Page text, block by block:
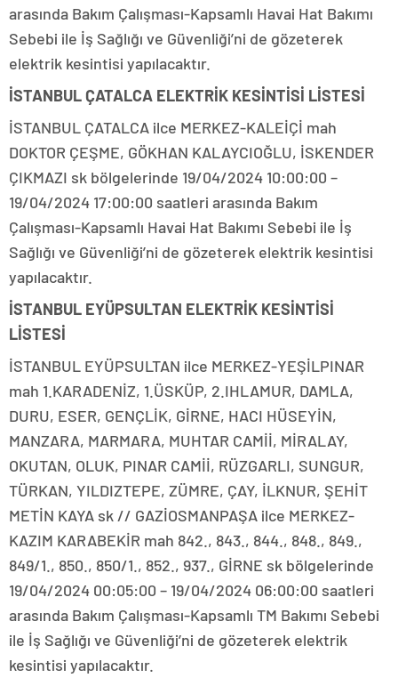
arasında Bakım Çalışması-Kapsamlı Havai Hat Bakımı
Sebebi ile İş Sağlığı ve Güvenliği’ni de gözeterek
elektrik kesintisi yapılacaktır.
İSTANBUL ÇATALCA ELEKTRİK KESİNTİSİ LİSTESİ
İSTANBUL ÇATALCA ilce MERKEZ-KALEİÇİ mah
DOKTOR ÇEŞME, GÖKHAN KALAYCIOĞLU, İSKENDER
ÇIKMAZI sk bölgelerinde 19/04/2024 10:00:00 –
19/04/2024 17:00:00 saatleri arasında Bakım
Çalışması-Kapsamlı Havai Hat Bakımı Sebebi ile İş
Sağlığı ve Güvenliği’ni de gözeterek elektrik kesintisi
yapılacaktır.
İSTANBUL EYÜPSULTAN ELEKTRİK KESİNTİSİ
LİSTESİ
İSTANBUL EYÜPSULTAN ilce MERKEZ-YEŞİLPINAR
mah 1.KARADENİZ, 1.ÜSKÜP, 2.IHLAMUR, DAMLA,
DURU, ESER, GENÇLİK, GİRNE, HACI HÜSEYİN,
MANZARA, MARMARA, MUHTAR CAMİİ, MİRALAY,
OKUTAN, OLUK, PINAR CAMİİ, RÜZGARLI, SUNGUR,
TÜRKAN, YILDIZTEPE, ZÜMRE, ÇAY, İLKNUR, ŞEHİT
METİN KAYA sk // GAZİOSMANPAŞA ilce MERKEZ-
KAZIM KARABEKİR mah 842., 843., 844., 848., 849.,
849/1., 850., 850/1., 852., 937., GİRNE sk bölgelerinde
19/04/2024 00:05:00 – 19/04/2024 06:00:00 saatleri
arasında Bakım Çalışması-Kapsamlı TM Bakımı Sebebi
ile İş Sağlığı ve Güvenliği’ni de gözeterek elektrik
kesintisi yapılacaktır.